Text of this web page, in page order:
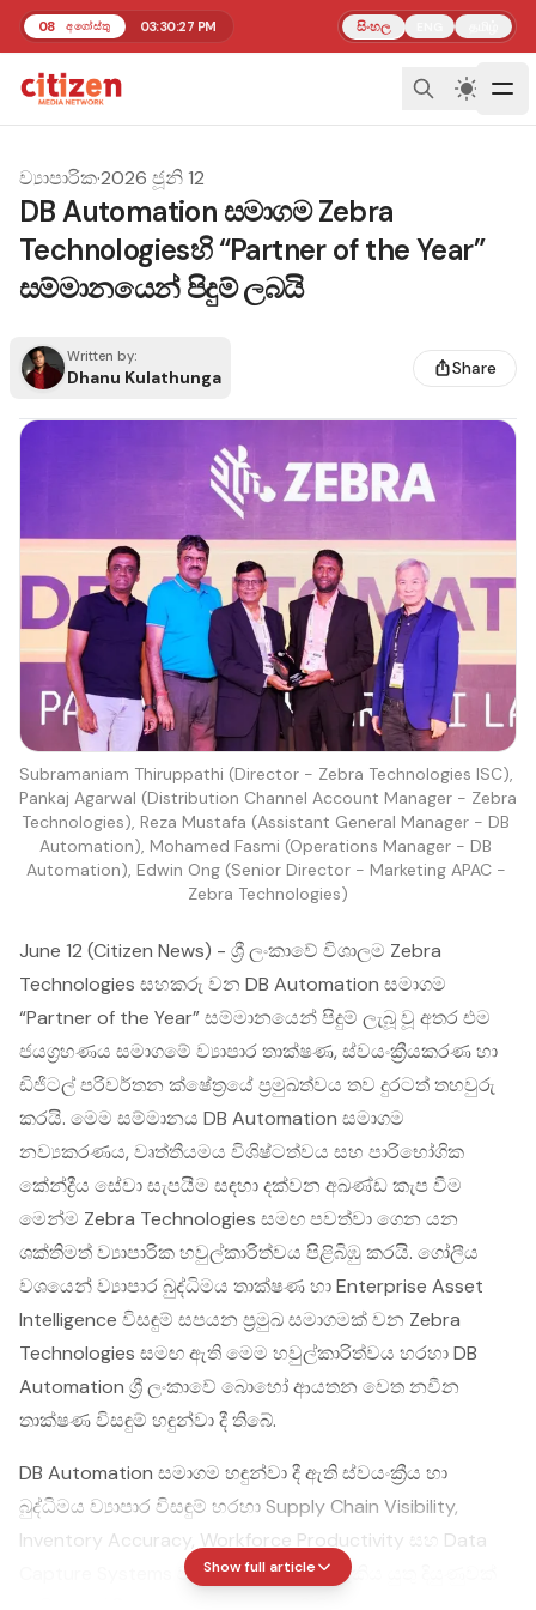
08 අගෝස්තු 03:30:28 PM සිංහල
ව්‍යාපාරික·2026 ජූනි 12
DB Automation සමාගම Zebra
Technologiesහි “Partner of the Year”
සම්මානයෙන් පිදුම් ලබයි
Written by:
Dhanu Kulathunga Share
Subramaniam Thiruppathi (Director - Zebra Technologies ISC),
Pankaj Agarwal (Distribution Channel Account Manager - Zebra
Technologies), Reza Mustafa (Assistant General Manager - DB
Automation), Mohamed Fasmi (Operations Manager - DB
Automation), Edwin Ong (Senior Director - Marketing APAC -
Zebra Technologies)
June 12 (Citizen News) - ශ්‍රී ලංකාවේ විශාලම Zebra
Technologies සහකරු වන DB Automation සමාගම
“Partner of the Year” සම්මානයෙන් පිදුම් ලැබූ වූ අතර එම
ජයග්‍රහණය සමාගමේ ව්‍යාපාර තාක්ෂණ, ස්වයංක්‍රීයකරණ හා
ඩිජිටල් පරිවර්තන ක්ෂේත්‍රයේ ප්‍රමුඛත්වය තව දුරටත් තහවුරු
කරයි. මෙම සම්මානය DB Automation සමාගම
නව්‍යකරණය, වෘත්තීයමය විශිෂ්ටත්වය සහ පාරිභෝගික
කේන්ද්‍රීය සේවා සැපයීම සඳහා දක්වන අඛණ්ඩ කැප වීම
මෙන්ම Zebra Technologies සමඟ පවත්වා ගෙන යන
ශක්තිමත් ව්‍යාපාරික හවුල්කාරිත්වය පිළිබිඹු කරයි. ගෝලීය
වශයෙන් ව්‍යාපාර බුද්ධිමය තාක්ෂණ හා Enterprise Asset
Intelligence විසඳුම් සපයන ප්‍රමුඛ සමාගමක් වන Zebra
Technologies සමඟ ඇති මෙම හවුල්කාරිත්වය හරහා DB
Automation ශ්‍රී ලංකාවේ බොහෝ ආයතන වෙත නවීන
තාක්ෂණ විසඳුම් හඳුන්වා දී තිබේ.
DB Automation සමාගම හඳුන්වා දී ඇති ස්වයංක්‍රීය හා
බුද්ධිමය ව්‍යාපාර විසඳුම් හරහා Supply Chain Visibility,
Inventory Accuracy, Workforce Productivity සහ Data
Capture Systems වැනි ක්ෂේත්‍රවල සැළැකිය යුතු දියුණුවක්
Show full article